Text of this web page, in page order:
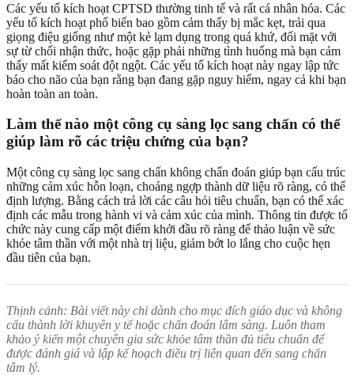
Các yếu tố kích hoạt CPTSD thường tinh tế và rất cá nhân hóa. Các
yếu tố kích hoạt phổ biến bao gồm cảm thấy bị mắc kẹt, trải qua
giọng điệu giống như một kẻ lạm dụng trong quá khứ, đối mặt với
sự từ chối nhận thức, hoặc gặp phải những tình huống mà bạn cảm
thấy mất kiểm soát đột ngột. Các yếu tố kích hoạt này ngay lập tức
báo cho não của bạn rằng bạn đang gặp nguy hiểm, ngay cả khi bạn
hoàn toàn an toàn.
Làm thế nào một công cụ sàng lọc sang chấn có thể
giúp làm rõ các triệu chứng của bạn?
Một công cụ sàng lọc sang chấn không chẩn đoán giúp bạn cấu trúc
những cảm xúc hỗn loạn, choáng ngợp thành dữ liệu rõ ràng, có thể
định lượng. Bằng cách trả lời các câu hỏi tiêu chuẩn, bạn có thể xác
định các mẫu trong hành vi và cảm xúc của mình. Thông tin được tổ
chức này cung cấp một điểm khởi đầu rõ ràng để thảo luận về sức
khỏe tâm thần với một nhà trị liệu, giảm bớt lo lắng cho cuộc hẹn
đầu tiên của bạn.
Thịnh cảnh: Bài viết này chỉ dành cho mục đích giáo dục và không
cấu thành lời khuyên y tế hoặc chẩn đoán lâm sàng. Luôn tham
khảo ý kiến một chuyên gia sức khỏe tâm thần đủ tiêu chuẩn để
được đánh giá và lập kế hoạch điều trị liên quan đến sang chấn
tâm lý.